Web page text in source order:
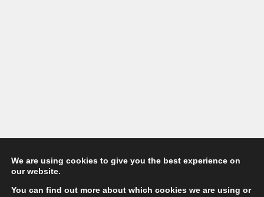
We are using cookies to give you the best experience on
our website.
You can find out more about which cookies we are using or